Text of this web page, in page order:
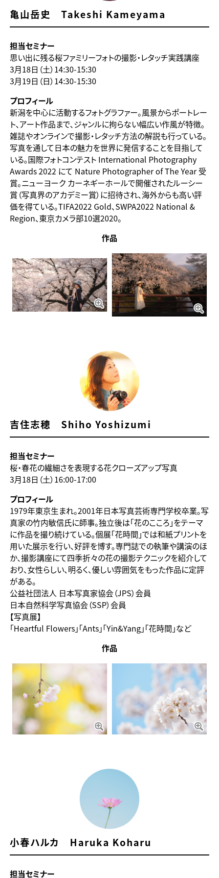
亀山岳史 Takeshi Kameyama
担当セミナー
思い出に残る桜ファミリーフォトの撮影・レタッチ実践講座
3月18日（土）14:30-15:30
3月19日（日）14:30-15:30
プロフィール
新潟を中心に活動するフォトグラファー。風景からポートレー
ト、アート作品まで、ジャンルに拘らない幅広い作風が特徴。
雑誌やオンラインで撮影・レタッチ方法の解説も行っている。
写真を通して日本の魅力を世界に発信することを目指して
いる。国際フォトコンテスト International Photography
Awards 2022 にて Nature Photographer of The Year 受
賞。ニューヨーク カーネギーホールで開催されたルーシー
賞（写真界のアカデミー賞）に招待され、海外からも高い評
価を得ている。TIFA2022 Gold、SWPA2022 National &
Region、東京カメラ部10選2020。
作品
吉住志穂 Shiho Yoshizumi
担当セミナー
桜・春花の繊細さを表現する花クローズアップ写真
3月18日（土）16:00-17:00
プロフィール
1979年東京生まれ。2001年日本写真芸術専門学校卒業。写
真家の竹内敏信氏に師事。独立後は「花のこころ」をテーマ
に作品を撮り続けている。個展「花時間」では和紙プリントを
用いた展示を行い、好評を博す。専門誌での執筆や講演のほ
か、撮影講座にて四季折々の花の撮影テクニックを紹介して
おり、女性らしい、明るく、優しい雰囲気をもった作品に定評
がある。
公益社団法人 日本写真家協会（JPS）会員
日本自然科学写真協会（SSP）会員
【写真展】
「Heartful Flowers」「Ants」「Yin&Yang」「花時間」など
作品
小春ハルカ Haruka Koharu
担当セミナー